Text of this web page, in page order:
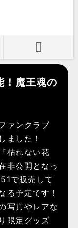
！魔王魂の
ァンクラブ
ました！
枯れない花
非公開となっ
で販売して
る予定です！
写真やレアな
限定グッズ